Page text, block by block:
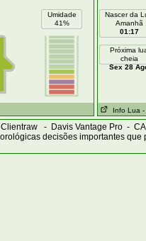
Umidade
41%
Nascer da
Amanhã
01:17
Próxima
cheia
Sex 28
Info Lua -
Clientraw - Davis Vantage Pro -
decisões importantes